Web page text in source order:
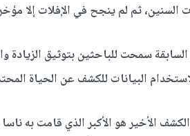
السنين، ثم لم ينجح في الإفلات إلا
سمحت للباحثين بتوثيق الزيادة
لاستخدام البيانات للكشف عن الحياة
الأخير هو الأكبر الذي قامت به